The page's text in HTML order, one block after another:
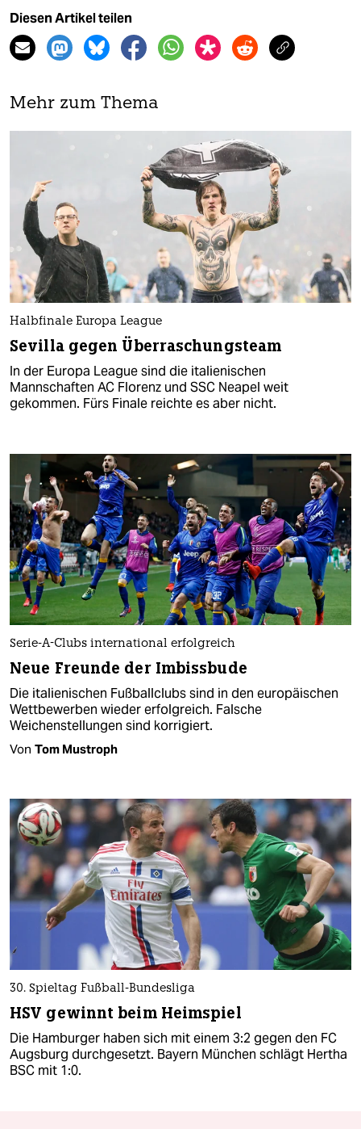
Diesen Artikel teilen
Mehr zum Thema
Halbfinale Europa League
Sevilla gegen Überraschungsteam
In der Europa League sind die italienischen
Mannschaften AC Florenz und SSC Neapel weit
gekommen. Fürs Finale reichte es aber nicht.
Serie-A-Clubs international erfolgreich
Neue Freunde der Imbissbude
Die italienischen Fußballclubs sind in den europäischen
Wettbewerben wieder erfolgreich. Falsche
Weichenstellungen sind korrigiert.
Von Tom Mustroph
30. Spieltag Fußball-Bundesliga
HSV gewinnt beim Heimspiel
Die Hamburger haben sich mit einem 3:2 gegen den FC
Augsburg durchgesetzt. Bayern München schlägt Hertha
BSC mit 1:0.